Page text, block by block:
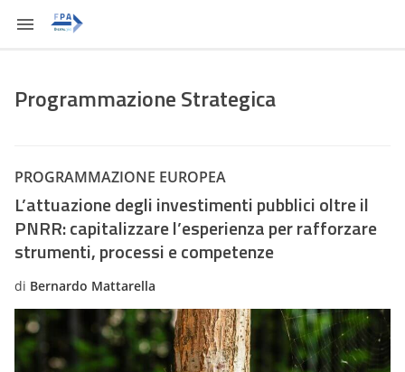
Programmazione Strategica
PROGRAMMAZIONE EUROPEA
L’attuazione degli investimenti pubblici oltre il
PNRR: capitalizzare l’esperienza per rafforzare
strumenti, processi e competenze
di Bernardo Mattarella